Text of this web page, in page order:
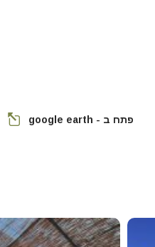
פתח ב - google earth